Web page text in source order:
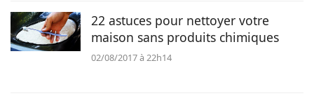
22 astuces pour nettoyer votre
maison sans produits chimiques
02/08/2017 à 22h14